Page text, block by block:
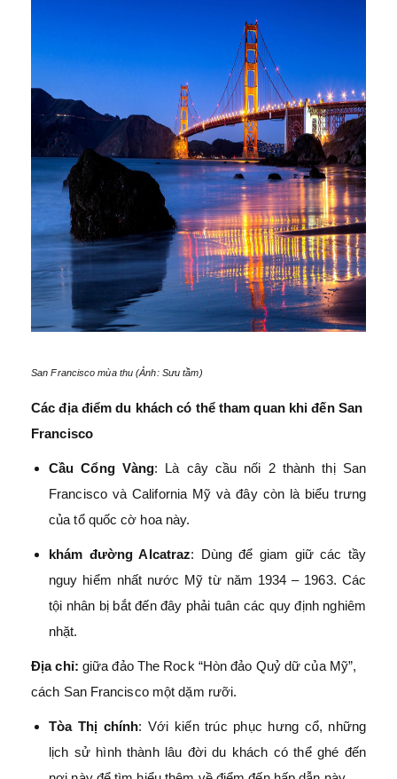
San Francisco mùa thu (Ảnh: Sưu tầm)
Các địa điểm du khách có thể tham quan khi đến San
Francisco
Cầu Cổng Vàng: Là cây cầu nối 2 thành thị San
Francisco và California Mỹ và đây còn là biểu trưng
của tổ quốc cờ hoa này.
khám đường Alcatraz: Dùng để giam giữ các tầy
nguy hiểm nhất nước Mỹ từ năm 1934 – 1963. Các
tội nhân bị bắt đến đây phải tuân các quy định nghiêm
nhặt.
Địa chỉ: giữa đảo The Rock “Hòn đảo Quỷ dữ của Mỹ”,
cách San Francisco một dặm rưỡi.
Tòa Thị chính: Với kiến trúc phục hưng cổ, những
lịch sử hình thành lâu đời du khách có thể ghé đến